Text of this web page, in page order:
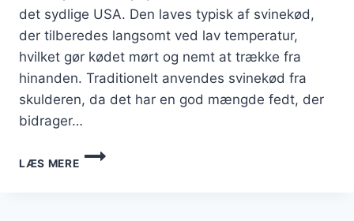
det sydlige USA. Den laves typisk af svinekød,
der tilberedes langsomt ved lav temperatur,
hvilket gør kødet mørt og nemt at trække fra
hinanden. Traditionelt anvendes svinekød fra
skulderen, da det har en god mængde fedt, der
bidrager…
LÆS MERE
PULLED
PORK